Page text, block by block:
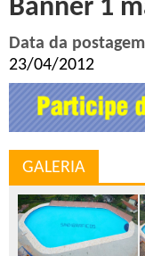
Banner 1
Data da
23/04/2012
GALERIA